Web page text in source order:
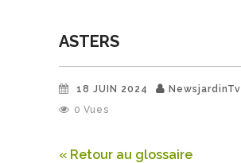
ASTERS
18 JUIN 2024 NewsjardinTv
0 Vues
« Retour au glossaire